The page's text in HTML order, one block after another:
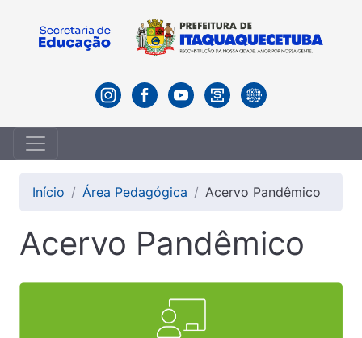
Início Área Pedagógica Acervo Pandêmico
Acervo Pandêmico